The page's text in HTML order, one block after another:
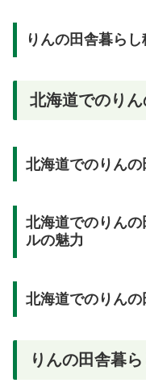
りんの田舎暮ら
北海道でのり
北海道でのりんの
北海道でのりん
ルの魅力
北海道でのりん
りんの田舎暮